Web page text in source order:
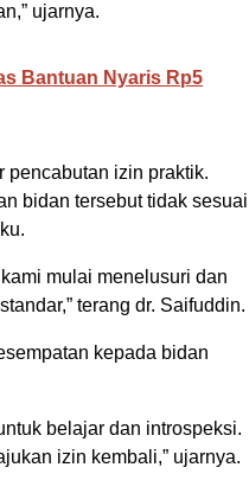
ujarnya.
Bantuan Nyaris Rp5
pencabutan izin praktik.
bidan tersebut tidak sesuai
mulai menelusuri dan
terang dr. Saifuddin.
kepada bidan
belajar dan introspeksi.
izin kembali,” ujarnya.